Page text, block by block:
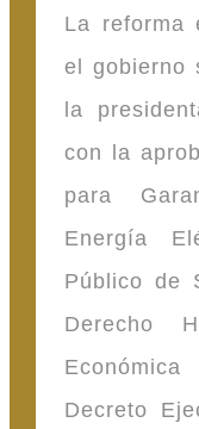
La reforma
el gobierno
la
con la
para
Energía
Público de
Derecho
Decreto